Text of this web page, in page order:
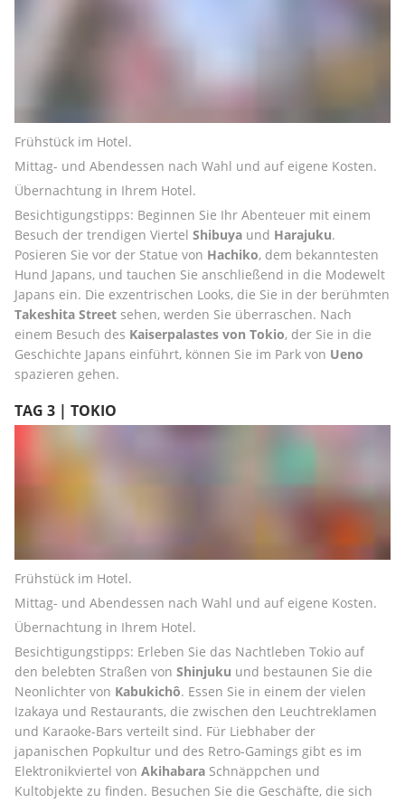
Frühstück im Hotel.
Mittag- und Abendessen nach Wahl und auf eigene Kosten.
Übernachtung in Ihrem Hotel.
Besichtigungstipps: Beginnen Sie Ihr Abenteuer mit einem
Besuch der trendigen Viertel Shibuya und Harajuku.
Posieren Sie vor der Statue von Hachiko, dem bekanntesten
Hund Japans, und tauchen Sie anschließend in die Modewelt
Takeshita Street sehen, werden Sie überraschen. Nach
einem Besuch des Kaiserpalastes von Tokio, der Sie in die
Geschichte Japans einführt, können Sie im Park von Ueno
spazieren gehen.
TAG 3 | TOKIO
Frühstück im Hotel.
Mittag- und Abendessen nach Wahl und auf eigene Kosten.
Übernachtung in Ihrem Hotel.
Besichtigungstipps: Erleben Sie das Nachtleben Tokio auf
den belebten Straßen von Shinjuku und bestaunen Sie die
Neonlichter von Kabukichô. Essen Sie in einem der vielen
Izakaya und Restaurants, die zwischen den Leuchtreklamen
und Karaoke-Bars verteilt sind. Für Liebhaber der
japanischen Popkultur und des Retro-Gamings gibt es im
Elektronikviertel von Akihabara Schnäppchen und
Kultobjekte zu finden. Besuchen Sie die Geschäfte, die sich